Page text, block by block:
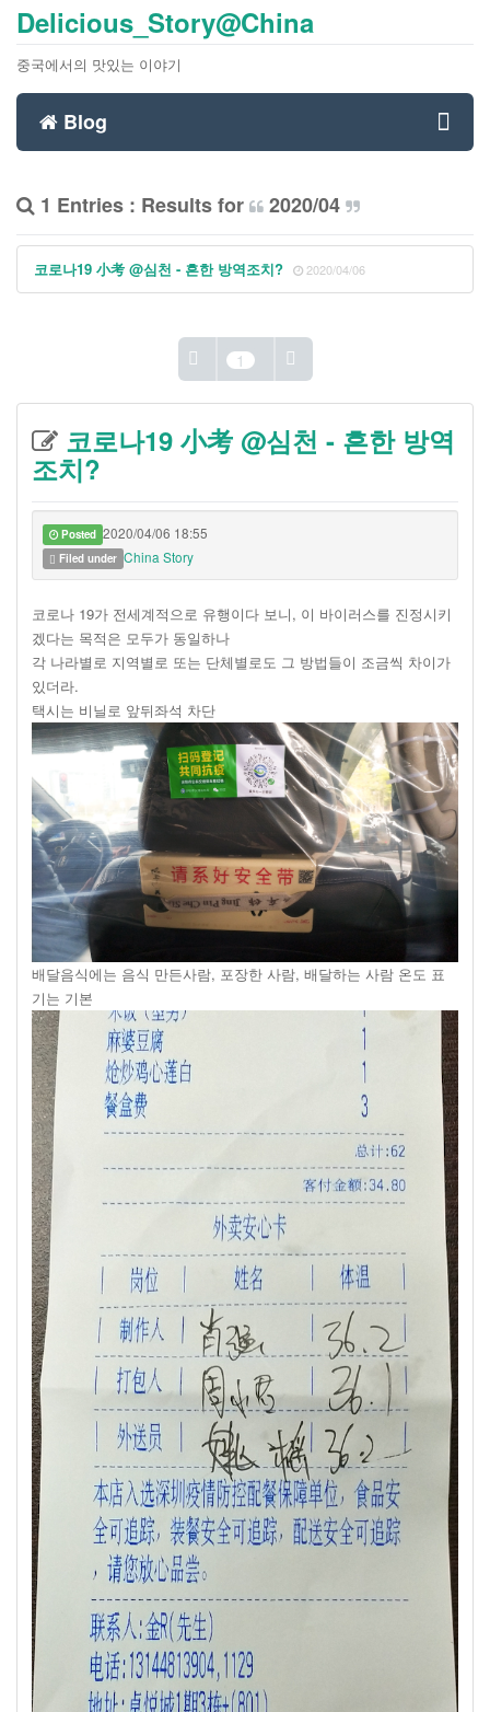
Delicious_Story@China
중국에서의 맛있는 이야기
Blog
1 Entries : Results for 2020/04
코로나19 小考 @심천 - 흔한 방역조치? 2020/04/06
1
코로나19 小考 @심천 - 흔한 방역
조치?
Posted 2020/04/06 18:55
Filed under China Story
코로나 19가 전세계적으로 유행이다 보니, 이 바이러스를 진정시키
겠다는 목적은 모두가 동일하나
각 나라별로 지역별로 또는 단체별로도 그 방법들이 조금씩 차이가
있더라.
택시는 비닐로 앞뒤좌석 차단
배달음식에는 음식 만든사람, 포장한 사람, 배달하는 사람 온도 표
기는 기본